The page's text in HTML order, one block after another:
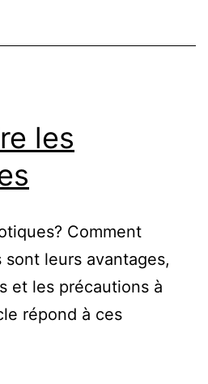
les
Comment
leurs avantages,
et les précautions à
répond à ces